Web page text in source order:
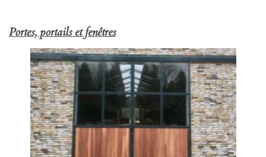
Portes, portails et fenêtres